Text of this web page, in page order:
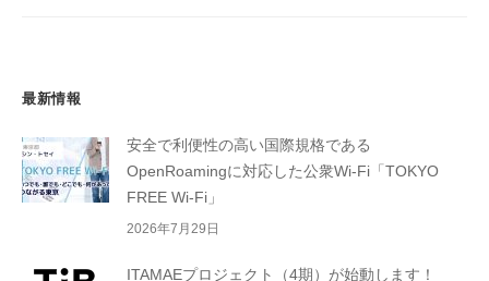
送
最新情報
安全で利便性の高い国際規格である
OpenRoamingに対応した公衆Wi-Fi「TOKYO
FREE Wi-Fi」
2026年7月29日
ITAMAEプロジェクト（4期）が始動します！